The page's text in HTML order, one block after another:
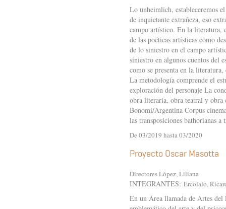
Lo unheimlich, estableceremos
de inquietante extrañeza, eso
campo artístico. En la literatura,
de las poéticas artísticas como
de lo siniestro en el campo
siniestro en algunos cuentos del
como se presenta en la
La metodología comprende el
exploración del personaje La
obra literaria, obra teatral y
Bonomi/Argentina Corpus
las transposiciones bathorianas
De 03/2019 hasta 03/2020
Proyecto Oscar Masotta
Directores López, Liliana
INTEGRANTES: Ercolalo,
En un Área llamada de Artes del